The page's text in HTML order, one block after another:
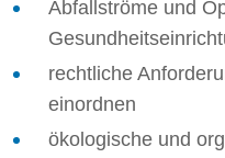
Abfallströme und
rechtliche
einordnen
ökologische und